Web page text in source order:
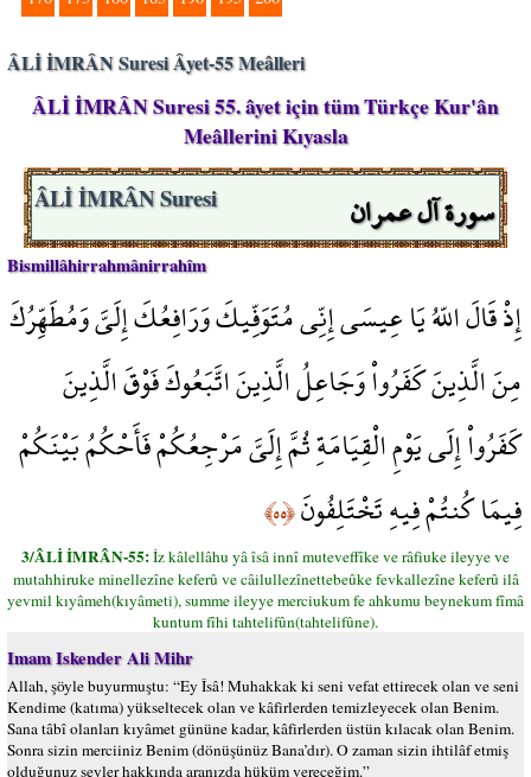
ÂLİ İMRÂN Suresi Âyet-55 Meâlleri
ÂLİ İMRÂN Suresi 55. âyet için tüm Türkçe Kur'ân
Meâllerini Kıyasla
سورة آل عمران ÂLİ İMRÂN Suresi
Bismillâhirrahmânirrahîm
إِذْ قَالَ اللّهُ يَا عِيسَى إِنِّي مُتَوَفِّيكَ وَرَافِعُكَ إِلَيَّ وَمُطَهِّرُكَ
مِنَ الَّذِينَ كَفَرُواْ وَجَاعِلُ الَّذِينَ اتَّبَعُوكَ فَوْقَ الَّذِينَ
كَفَرُواْ إِلَى يَوْمِ الْقِيَامَةِ ثُمَّ إِلَيَّ مَرْجِعُكُمْ فَأَحْكُمُ بَيْنَكُمْ
فِيمَا كُنتُمْ فِيهِ تَخْتَلِفُونَ﴿٥٥﴾
3/ÂLİ İMRÂN-55:İz kâlellâhu yâ îsâ innî muteveffîke ve râfiuke ileyye ve
mutahhiruke minellezîne keferû ve câilullezînettebeûke fevkallezîne keferû ilâ
yevmil kıyâmeh(kıyâmeti), summe ileyye merciukum fe ahkumu beynekum fîmâ
kuntum fîhi tahtelifûn(tahtelifûne).
Imam Iskender Ali Mihr
Allah, şöyle buyurmuştu: “Ey Îsâ! Muhakkak ki seni vefat ettirecek olan ve seni
Kendime (katıma) yükseltecek olan ve kâfirlerden temizleyecek olan Benim.
Sana tâbî olanları kıyâmet gününe kadar, kâfirlerden üstün kılacak olan Benim.
Sonra sizin merciiniz Benim (dönüşünüz Bana’dır). O zaman sizin ihtilâf etmiş
olduğunuz şeyler hakkında aranızda hüküm vereceğim.”